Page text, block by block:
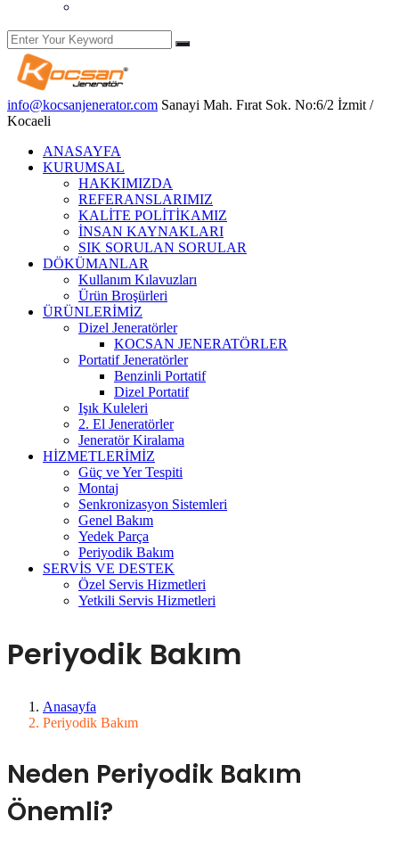
info@kocsanjenerator.com Sanayi Mah. Fırat Sok. No:6/2 İzmit /
Kocaeli
ANASAYFA
KURUMSAL
HAKKIMIZDA
REFERANSLARIMIZ
KALİTE POLİTİKAMIZ
İNSAN KAYNAKLARI
SIK SORULAN SORULAR
DÖKÜMANLAR
Kullanım Kılavuzları
Ürün Broşürleri
ÜRÜNLERİMİZ
Dizel Jeneratörler
KOCSAN JENERATÖRLER
Portatif Jeneratörler
Benzinli Portatif
Dizel Portatif
Işık Kuleleri
2. El Jeneratörler
Jeneratör Kiralama
HİZMETLERİMİZ
Güç ve Yer Tespiti
Montaj
Senkronizasyon Sistemleri
Genel Bakım
Yedek Parça
Periyodik Bakım
SERVİS VE DESTEK
Özel Servis Hizmetleri
Yetkili Servis Hizmetleri
Periyodik Bakım
Anasayfa
Periyodik Bakım
Neden Periyodik Bakım
Önemli?